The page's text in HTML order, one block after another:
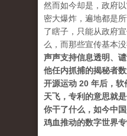
然而如今却是，政府
密大爆炸，遍地都是
了瞎子，只能从政府
么，而那些宣传基本没
声声支持信息透明、
他任内抓捕的揭秘者
开源运动 20 年后，
天飞，专利的意思就
你干了什么，如今中
鸡血推动的数字世界专